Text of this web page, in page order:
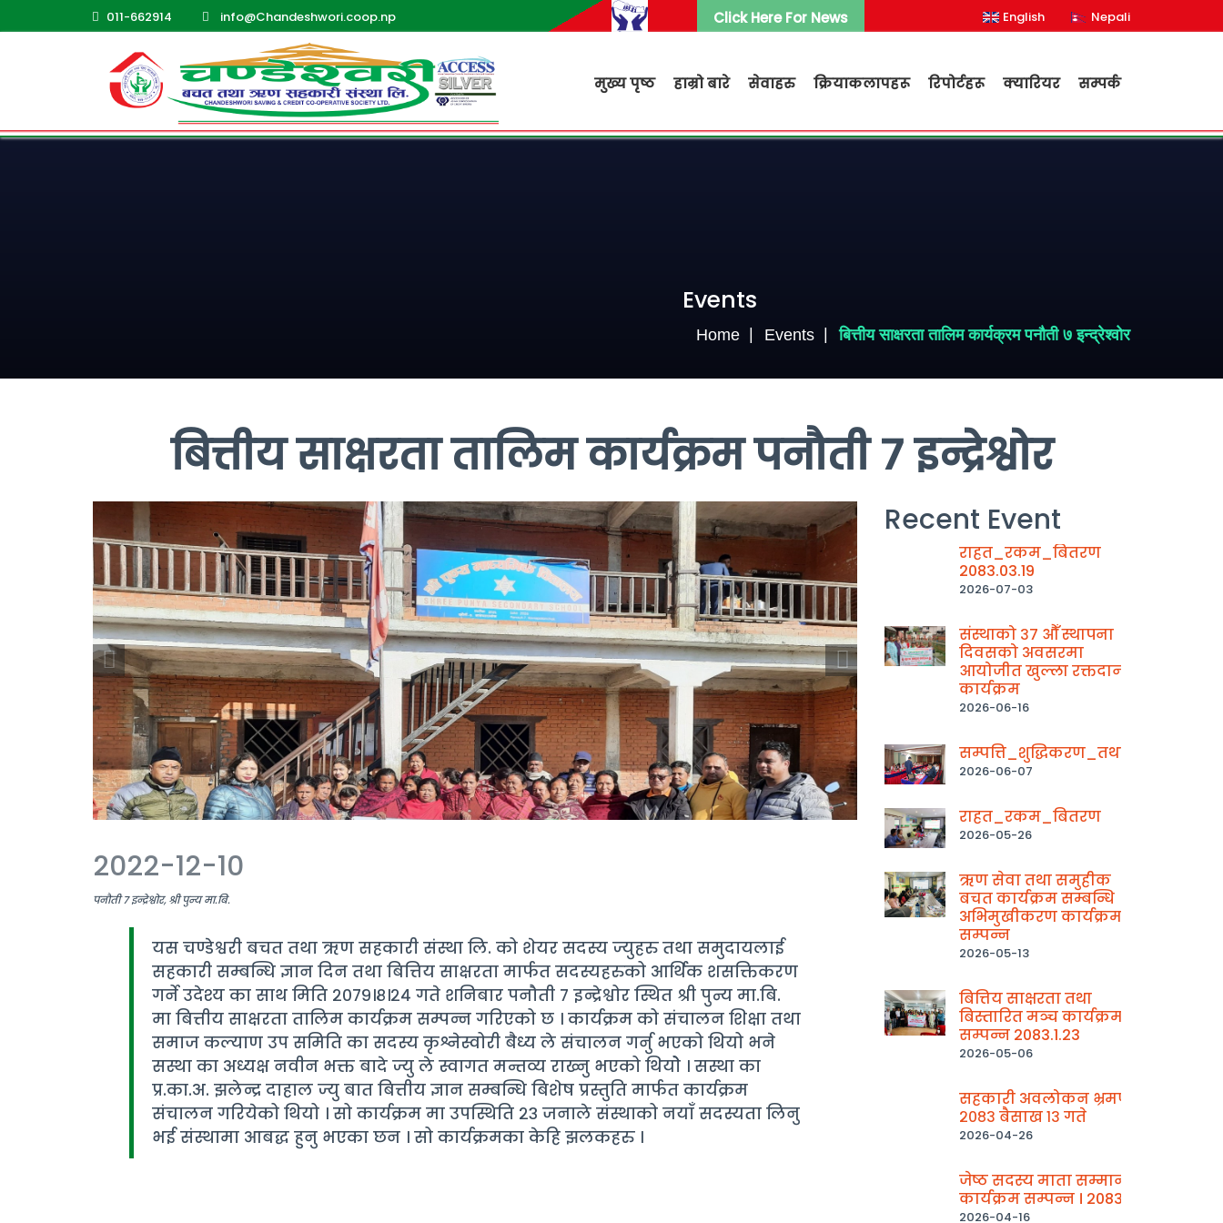
011-662914 info@Chandeshwori.coop.np Click Here For News English Nepali
मुख्य पृष्ठ हाम्रो बारे सेवाहरु क्रियाकलापहरू रिपोर्टहरू क्यारियर सम्पर्क
Events
Home Events बित्तीय साक्षरता तालिम कार्यक्रम पनौती ७ इन्द्रेश्वोर
बित्तीय साक्षरता तालिम कार्यक्रम पनौती ७ इन्द्रेश्वोर
2022-12-10
पनौती ७ इन्द्रेश्वोर, श्री पुन्य मा.बि.
यस चण्डेश्वरी बचत तथा ऋण सहकारी संस्था लि. को शेयर सदस्य ज्युहरु तथा समुदायलाई
सहकारी सम्बन्धि ज्ञान दिन तथा बित्तिय साक्षरता मार्फत सदस्यहरुको आर्थिक शसक्तिकरण
गर्ने उदेश्य का साथ मिति २०७९।८।२४ गते शनिबार पनौती ७ इन्द्रेश्वोर स्थित श्री पुन्य मा.बि.
मा बित्तीय साक्षरता तालिम कार्यक्रम सम्पन्न गरिएको छ । कार्यक्रम को संचालन शिक्षा तथा
समाज कल्याण उप समिति का सदस्य कृश्नेस्वोरी बैध्य ले संचालन गर्नु भएको थियो भने
सस्था का अध्यक्ष नवीन भक्त बादे ज्यु ले स्वागत मन्तव्य राख्नु भएको थियोे । सस्था का
प्र.का.अ. झलेन्द्र दाहाल ज्यु बात बित्तीय ज्ञान सम्बन्धि बिशेष प्रस्तुति मार्फत कार्यक्रम
संचालन गरियेको थियो । सो कार्यक्रम मा उपस्थिति २३ जनाले संस्थाको नयाँ सदस्यता लिनु
भई संस्थामा आबद्ध हुनु भएका छन । सो कार्यक्रमका केहि झलकहरु ।
Recent Event
राहत_रकम_बितरण
2083.03.19
2026-07-03
संस्थाको ३७ औँ स्थापना
दिवसको अवसरमा
आयोजीत खुल्ला रक्तदान
कार्यक्रम
2026-06-16
2026-06-07
राहत_रकम_बितरण
2026-05-26
ऋण सेवा तथा समुहीक
बचत कार्यक्रम सम्बन्धि
अभिमुखीकरण कार्यक्रम
सम्पन्न
2026-05-13
बित्तिय साक्षरता तथा
बिस्तारित मञ्च कार्यक्रम
सम्पन्न 2083.1.23
2026-05-06
सहकारी अवलोकन भ्रमण
२०८३ बैसाख १३ गते
2026-04-26
जेष्ठ सदस्य माता सम्मान
कार्यक्रम सम्पन्न । 2083
2026-04-16